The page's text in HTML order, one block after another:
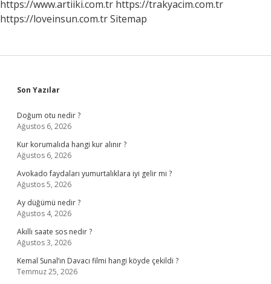
https://www.artiiki.com.tr https://trakyacim.com.tr
https://loveinsun.com.trSitemap
Sidebar
Son Yazılar
Doğum otu nedir ?
Ağustos 6, 2026
Kur korumalıda hangi kur alınır ?
Ağustos 6, 2026
Avokado faydaları yumurtalıklara iyi gelir mi ?
Ağustos 5, 2026
Ay düğümü nedir ?
Ağustos 4, 2026
Akıllı saate sos nedir ?
Ağustos 3, 2026
Kemal Sunal’ın Davacı filmi hangi köyde çekildi ?
Temmuz 25, 2026